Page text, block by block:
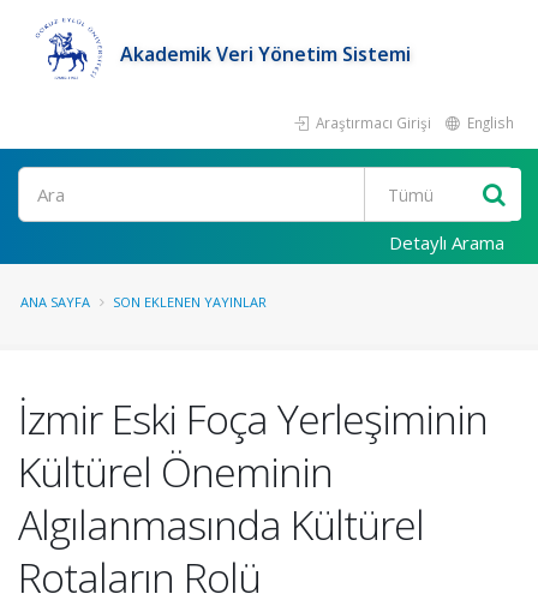
Akademik Veri Yönetim Sistemi
Araştırmacı Girişi English
Ara
Detaylı Arama
ANA SAYFA SON EKLENEN YAYINLAR
İzmir Eski Foça Yerleşiminin
Kültürel Öneminin
Algılanmasında Kültürel
Rotaların Rolü